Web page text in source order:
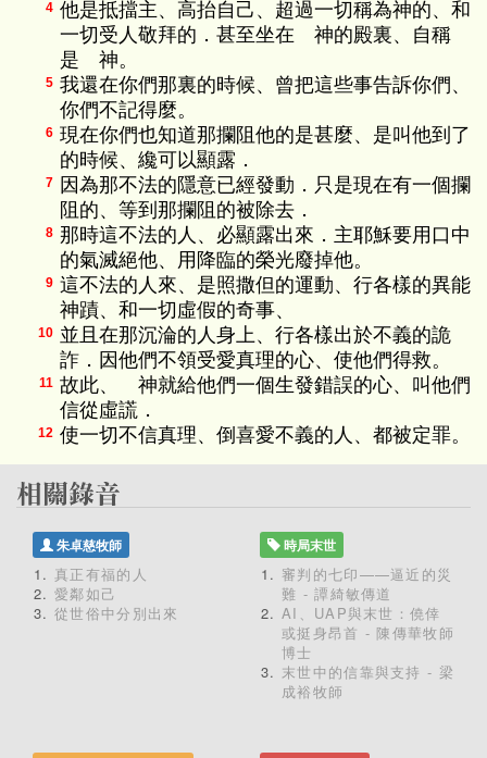
4 他是抵擋主、高抬自己、超過一切稱為神的、和
一切受人敬拜的．甚至坐在 神的殿裏、自稱
是 神。
5 我還在你們那裏的時候、曾把這些事告訴你們、
你們不記得麼。
6 現在你們也知道那攔阻他的是甚麼、是叫他到了
的時候、纔可以顯露．
7
因為那不法的隱意已經發動．只是現在有一個攔
阻的、等到那攔阻的被除去．
8 那時這不法的人、必顯露出來．主耶穌要用口中
的氣滅絕他、用降臨的榮光廢掉他。
9 這不法的人來、是照撒但的運動、行各樣的異能
神蹟、和一切虛假的奇事、
10 並且在那沉淪的人身上、行各樣出於不義的詭
詐．因他們不領受愛真理的心、使他們得救。
11 故此、 神就給他們一個生發錯誤的心、叫他們
信從虛謊．
12 使一切不信真理、倒喜愛不義的人、都被定罪。
朱卓慈牧師
真正有福的人
愛鄰如己
從世俗中分別出來
時局末世
審判的七印——逼近的災
難 - 譚綺敏傳道
AI、UAP與末世：僥倖
或挺身昂首 - 陳傳華牧師
博士
末世中的信靠與支持 - 梁
成裕牧師